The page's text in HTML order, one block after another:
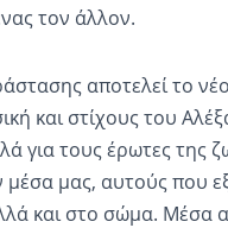
τον άλλον.
αποτελεί το
και στίχους του
για τους έρωτες της
μας, αυτούς που
και στο σώμα. Μέσα